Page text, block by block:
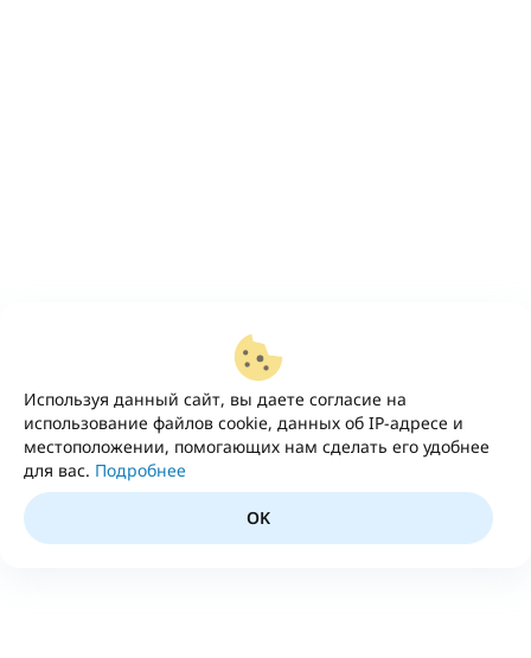
Используя данный сайт, вы даете согласие на
использование файлов cookie, данных об IP-адресе и
местоположении, помогающих нам сделать его удобнее
для вас. Подробнее
OK